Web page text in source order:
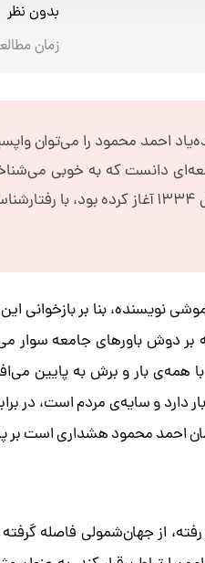
بدون نظر
زمان
احمد محمود را می‌توان
دانست که به خوبی
داستان کوتاه «صبح می‌شه»، در سال
نویسنده، بنا بر بازخوانی
دوش باورهای جامعه سوار
همه‌ی بار و برش به پایین
و سایه‌ی مردم است، در
احمد محمود هشداری است بر
از جهان‌شمولی فاصله